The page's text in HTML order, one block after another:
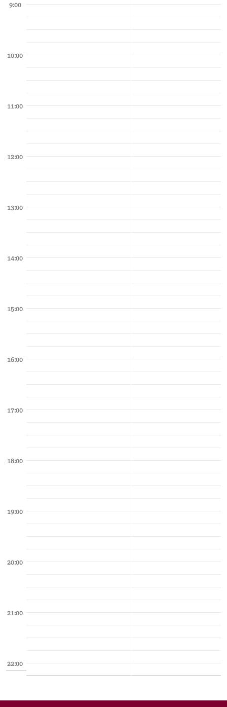
9:00
10:00
11:00
12:00
13:00
14:00
15:00
16:00
17:00
18:00
19:00
20:00
21:00
22:00